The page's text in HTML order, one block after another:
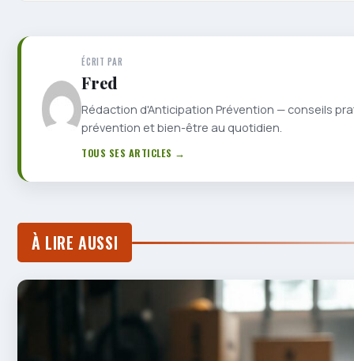
ÉCRIT PAR
Fred
Rédaction d'Anticipation Prévention — conseils
prévention et bien-être au quotidien.
TOUS SES ARTICLES →
À LIRE AUSSI